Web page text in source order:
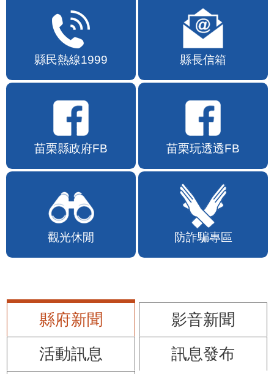
縣民熱線1999 縣長信箱
苗栗縣政府FB 苗栗玩透透FB
觀光休閒 防詐騙專區
縣府新聞
影音新聞
活動訊息
訊息發布